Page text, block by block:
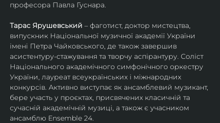
професора Павла Гуснара.
Тарас Ярушевський – фаготист, доктор мистецтва,
випускник Національної музичної академії України
імені Петра Чайковського, де також завершив
асистентуру-стажування та творчу аспірантуру. Соліст
Національного академічного симфонічного оркестру
України, лауреат всеукраїнських і міжнародних
конкурсів. Активно виступає як ансамблевий музикант,
бере участь у проєктах, присвячених класичній та
сучасній академічній музиці, а також є учасником
ансамблю Ensemble 24.